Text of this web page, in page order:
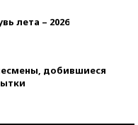
лета – 2026
добившиеся